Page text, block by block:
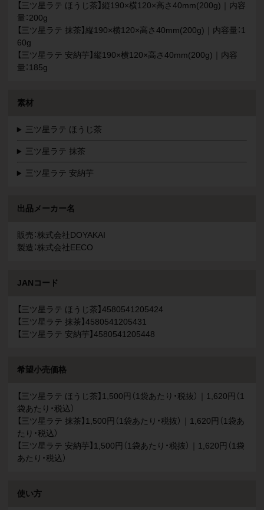
【三ツ星ラテ ほうじ茶】縦190×横120×高さ40mm(200g)｜内容
量：200g
【三ツ星ラテ 抹茶】縦190×横120×高さ40mm(200g)｜内容量：1
60g
【三ツ星ラテ 安納芋】縦190×横120×高さ40mm(200g)｜内容
量：185g
素材
三ツ星ラテ ほうじ茶
三ツ星ラテ 抹茶
三ツ星ラテ 安納芋
出品メーカー名
販売：株式会社DOYAKAI
製造：株式会社EECO
JANコード
【三ツ星ラテ ほうじ茶】4580541205424
【三ツ星ラテ 抹茶】4580541205431
【三ツ星ラテ 安納芋】4580541205448
希望小売価格
【三ツ星ラテ ほうじ茶】1,500円（1袋あたり・税抜）｜1,620円（1
袋あたり・税込）
【三ツ星ラテ 抹茶】1,500円（1袋あたり・税抜）｜1,620円（1袋あ
たり・税込）
【三ツ星ラテ 安納芋】1,500円（1袋あたり・税抜）｜1,620円（1袋
あたり・税込）
使い方